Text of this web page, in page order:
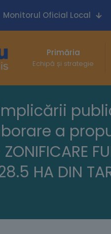
Monitorul Oficial Local
Primăria
Echipă și strategie
a
HA DIN